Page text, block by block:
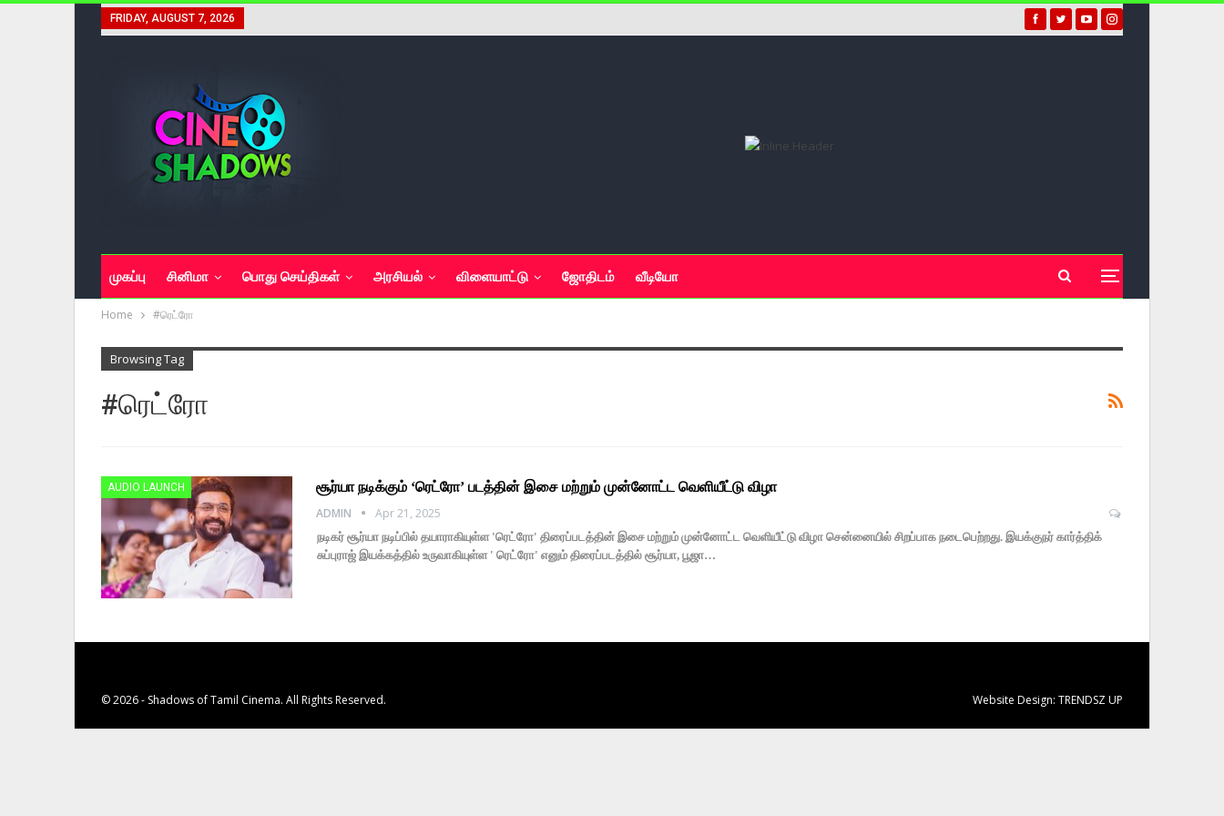
FRIDAY, AUGUST 7, 2026
முகப்பு சினிமா பொது செய்திகள் அரசியல் விளையாட்டு ஜோதிடம் வீடியோ
Home #ரெட்ரோ
Browsing Tag
#ரெட்ரோ
AUDIO LAUNCH
சூர்யா நடிக்கும் ‘ரெட்ரோ’ படத்தின் இசை மற்றும் முன்னோட்ட வெளியீட்டு விழா
ADMIN
Apr 21, 2025
நடிகர் சூர்யா நடிப்பில் தயாராகியுள்ள 'ரெட்ரோ' திரைப்படத்தின் இசை மற்றும் முன்னோட்ட வெளியீட்டு விழா சென்னையில் சிறப்பாக நடைபெற்றது. இயக்குநர் கார்த்திக்
சுப்புராஜ் இயக்கத்தில் உருவாகியுள்ள ' ரெட்ரோ' எனும் திரைப்படத்தில் சூர்யா, பூஜா…
© 2026 - Shadows of Tamil Cinema. All Rights Reserved. Website Design: TRENDSZ UP